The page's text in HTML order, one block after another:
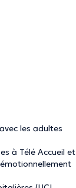
les adultes
à Télé Accueil et